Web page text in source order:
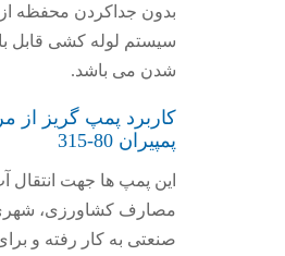
بدون جداکردن محفظه از
سیستم لوله کشی قابل
شدن می باشد.
کاربرد پمپ گریز از
پمپیران 80-315
این پمپ ها جهت انتقال
مصارف کشاورزی،
صنعتی به کار رفته و